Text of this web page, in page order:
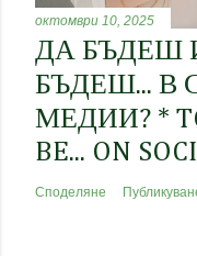
октомври 10, 2025
ДА БЪДЕШ
БЪДЕШ... В
МЕДИИ? *
BE... ON
Споделяне